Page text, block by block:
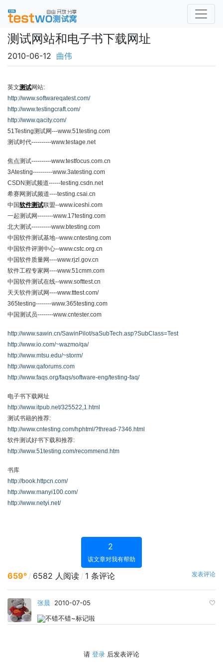
测试网站和电子书下载网址
2010-06-12 曲伟
英文测试网站:
http://www.softwareqatest.com/
http://www.testingcraft.com/
http://www.qacity.com/
51Testing测试网---www.51testing.com
测试时代----------www.testage.net
焦点测试----------www.testfocus.com.cn
3Atesting----------www.3atesting.com
CSDN测试频道------testing.csdn.net
希赛网测试频道----testing.csai.cn
中国软件测试联盟--www.iceshi.com
一起测试网--------www.17testing.com
北大测试----------www.btesting.com
中国软件测试基地--www.cntesting.com
中国软件评测中心--www.cstc.org.cn
中国软件质量网----www.rjzl.gov.cn
软件工程专家网----www.51cmm.com
中国软件测试在线--www.softtest.cn
天天软件测试网----www.tttest.com/
365testing--------www.365testing.com
中国测试员--------www.cntester.com
http://www.sawin.cn/SawinPilot/saSubTech.asp?SubClass=Test
http://www.io.com/~wazmo/qa/
http://www.mtsu.edu/~storm/
http://www.qaforums.com
http://www.faqs.org/faqs/software-eng/testing-faq/
电子书下载网址
http://www.itpub.net/325522,1.html
测试书籍的推荐:
http://www.cntesting.com/hphtml/?thread-7346.html
软件测试好书下载和推荐:
http://www.51testing.com/recommend.htm
书库
http://book.httpcn.com/
http://www.manyi100.com/
http://www.netyi.net/
2
该文章对我有帮助
659° / 6582 人阅读 / 1 条评论 发表评论
张晨 2010-07-05
不错不错~标记啦
请 登录 后发表评论